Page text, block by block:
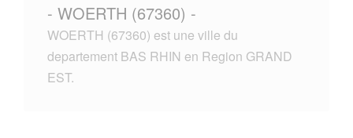
- WOERTH (67360) -
WOERTH (67360) est une ville du
departement BAS RHIN en Region GRAND
EST.